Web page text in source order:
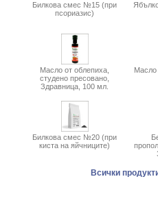
Билкова смес №15 (при
псориазис)
Масло от облепиха,
студено пресовано,
Здравница, 100 мл.
Масло
Билкова смес №20 (при
киста на яйчниците)
Всички